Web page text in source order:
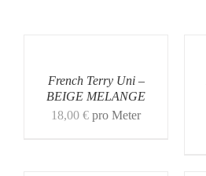
French Terry Uni –
BEIGE MELANGE
18,00 € pro Meter